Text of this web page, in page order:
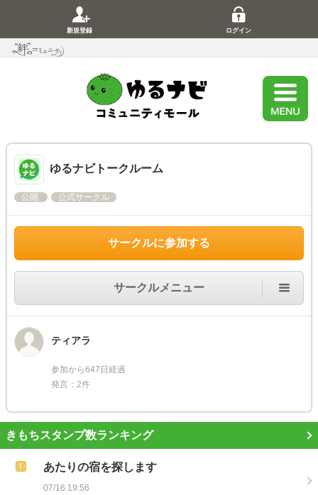
新規登録 ログイン
ゆるナビトークルーム
公開 公式サークル
サークルに参加する
サークルメニュー
ティアラ
参加から647日経過
発言：2件
きもちスタンプ数ランキング
あたりの宿を探します
07/16 19:56